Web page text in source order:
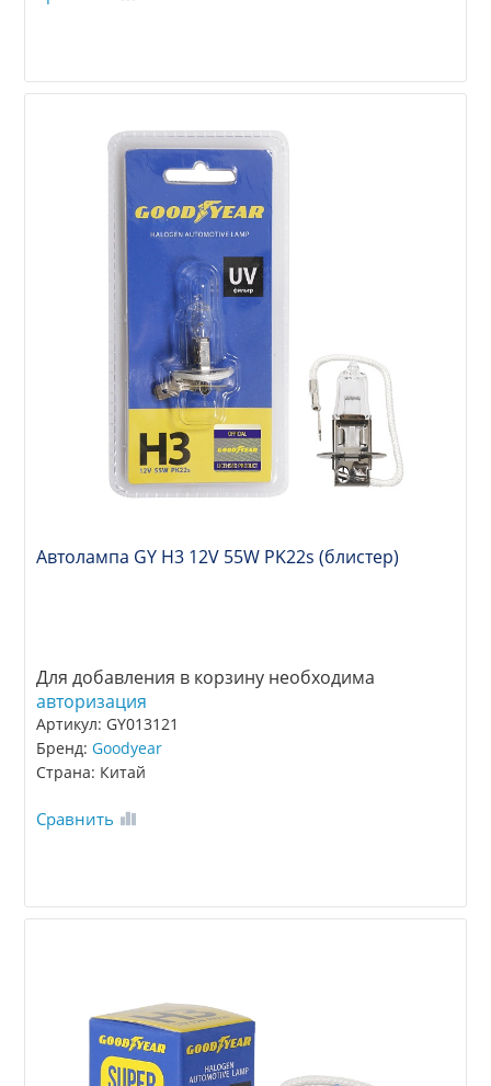
Автолампа GY Н3 12V 55W PK22s (блистер)
Для добавления в корзину необходима
авторизация
Артикул: GY013121
Бренд:Goodyear
Страна: Китай
Сравнить